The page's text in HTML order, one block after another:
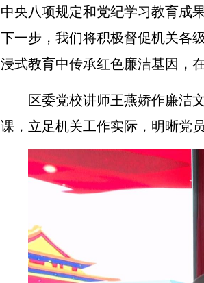
中央八项规定和党纪学习教育成
下一步，我们将积极督促机关各
浸式教育中传承红色廉洁基因，
区委党校讲师王燕娇作廉洁
课，立足机关工作实际，明晰党